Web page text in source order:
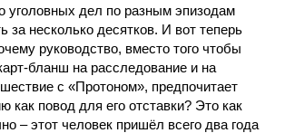
уголовных дел по разным эпизодам
за несколько десятков. И вот теперь
руководство, вместо того чтобы
бланш на расследование и на
с «Протоном», предпочитает
как повод для его отставки? Это как
– этот человек пришёл всего два года